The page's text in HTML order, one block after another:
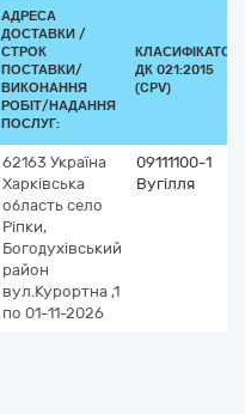
АДРЕСА
ДОСТАВКИ /
СТРОК
ПОСТАВКИ/
ВИКОНАННЯ
РОБІТ/НАДАННЯ
ПОСЛУГ:
КЛАСИФІКАТОР
ДК 021:2015
(CPV)
62163 Україна
Харківська
область село
Ріпки,
Богодухівський
район
вул.Курортна ,1
по 01-11-2026
09111100-1
Вугілля